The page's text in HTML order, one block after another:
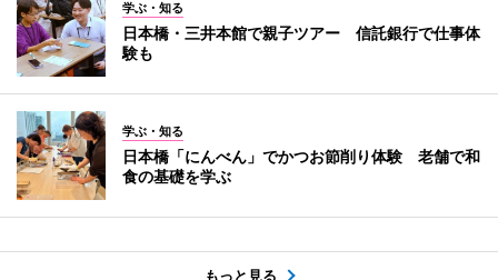
学ぶ・知る
日本橋・三井本館で親子ツアー 信託銀行で仕事体
験も
学ぶ・知る
日本橋「にんべん」でかつお節削り体験 老舗で和
食の基礎を学ぶ
もっと見る